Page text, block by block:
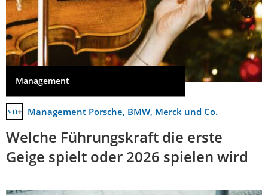
Management
Management Porsche, BMW, Merck und Co.
Welche Führungskraft die erste
Geige spielt oder 2026 spielen wird